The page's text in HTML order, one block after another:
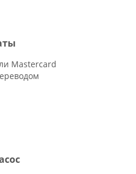
Mastercard